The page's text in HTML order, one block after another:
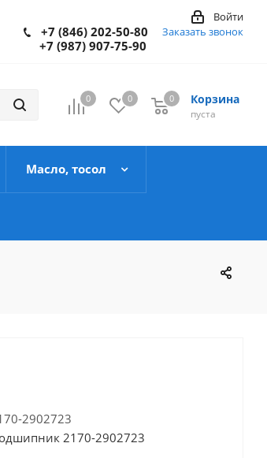
Войти
+7 (846) 202-50-80
+7 (987) 907-75-90
Заказать звонок
0 0 Корзина
пуста
0
Масло, тосол
2902723
2170-2902723